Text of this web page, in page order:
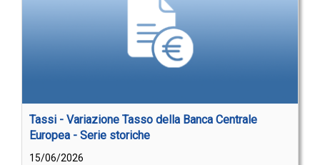
Tassi - Variazione Tasso della Banca Centrale
Europea - Serie storiche
15/06/2026